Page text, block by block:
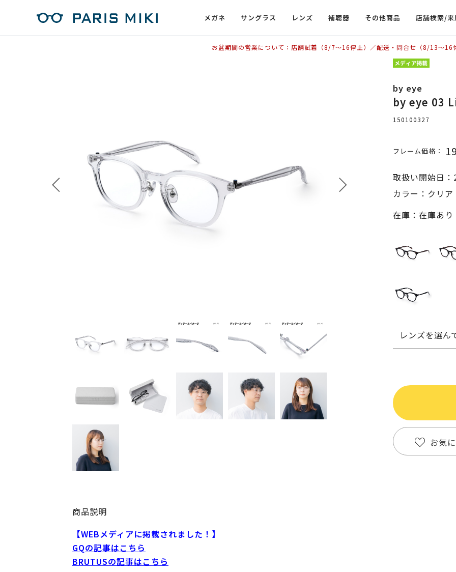
メガネ サングラス レンズ 補聴器 その他商品 店舗検索/
お盆期間の営業について：店舗試着（8/7〜16停止）／配送・問合せ（8/13〜16
by eye
by eye 03
150100327
フレーム価格：
取扱い開始日
カラー：クリ
在庫：在庫あり
レンズを選ん
お気
商品説明
【WEBメディアに掲載されました！】
GQの記事はこちら
BRUTUSの記事はこちら